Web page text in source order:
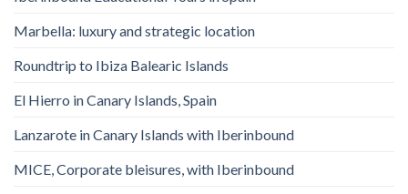
Marbella: luxury and strategic location
Roundtrip to Ibiza Balearic Islands
El Hierro in Canary Islands, Spain
Lanzarote in Canary Islands with Iberinbound
MICE, Corporate bleisures, with Iberinbound